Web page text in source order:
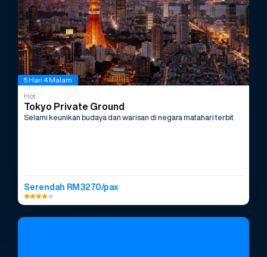
5 Hari 4 Malam
Hot
Tokyo Private Ground
Selami keunikan budaya dan warisan di negara matahari terbit
Serendah RM3270/pax